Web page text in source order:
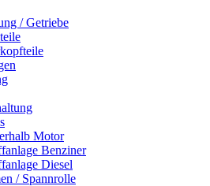
/ Getriebe
Motor
Benziner
Diesel
/ Spannrolle